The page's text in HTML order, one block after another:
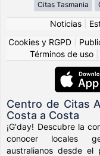
Citas Tasmania
Noticias
Cookies y RGPD
Términos de uso
Centro de Citas
Costa a Costa
¡G'day! Descubre la
conocer locales
australianos desde